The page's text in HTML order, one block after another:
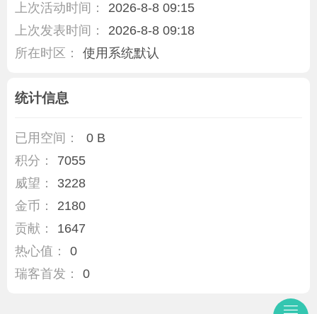
上次活动时间：
2026-8-8 09:15
上次发表时间：
2026-8-8 09:18
所在时区：
使用系统默认
统计信息
已用空间：
0 B
积分：
7055
威望：
3228
金币：
2180
贡献：
1647
热心值：
0
瑞客首发：
0